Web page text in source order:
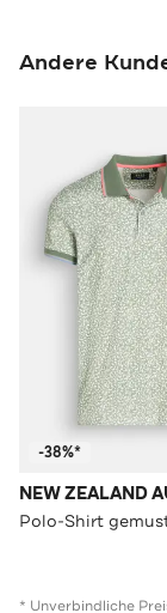
Andere
-38%*
NEW ZEALAND
Polo-Shirt
* Unverbindliche